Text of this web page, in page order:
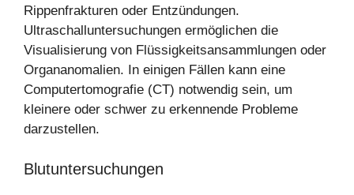
Rippenfrakturen oder Entzündungen.
Ultraschalluntersuchungen ermöglichen die
Visualisierung von Flüssigkeitsansammlungen oder
Organanomalien. In einigen Fällen kann eine
Computertomografie (CT) notwendig sein, um
kleinere oder schwer zu erkennende Probleme
darzustellen.
Blutuntersuchungen